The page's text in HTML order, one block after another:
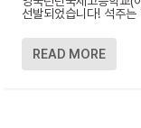
선발되었습니다! 석주
READ MORE